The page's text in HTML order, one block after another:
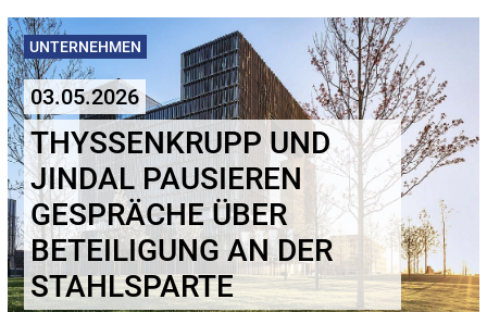
UNTERNEHMEN
03.05.2026
THYSSENKRUPP UND
JINDAL PAUSIEREN
GESPRÄCHE ÜBER
BETEILIGUNG AN DER
STAHLSPARTE